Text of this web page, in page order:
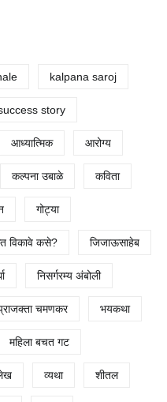
kalpana saroj
story
आध्यात्मिक आरोग्य
कल्पना उबाळे कविता
गोट्या
विकावे कसे? जिजाऊसाहेब
निसर्गरम्य अंबोली
चमणकर भयकथा
महिला बचत गट
व्यथा शीतल